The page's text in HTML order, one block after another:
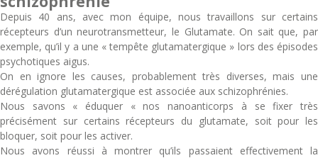
Depuis 40 ans, avec mon équipe, nous travaillons sur certains
récepteurs d’un neurotransmetteur, le Glutamate. On sait que, par
exemple, qu’il y a une « tempête glutamatergique » lors des épisodes
psychotiques aigus.
On en ignore les causes, probablement très diverses, mais une
dérégulation glutamatergique est associée aux schizophrénies.
Nous savons « éduquer « nos nanoanticorps à se fixer très
précisément sur certains récepteurs du glutamate, soit pour les
bloquer, soit pour les activer.
Nous avons réussi à montrer qu’ils passaient effectivement la